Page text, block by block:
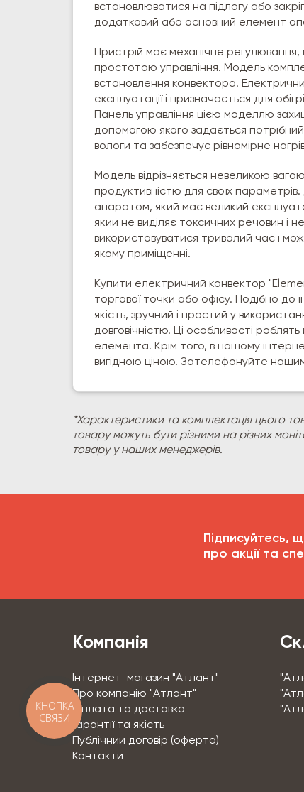
встановлюватися на підлогу або
додатковий або основний елемент
Пристрій має механічне регулювання,
простотою управління. Модель
встановлення конвектора.
експлуатації і призначається для
Панель управління цією моделлю
допомогою якого задається
вологи та забезпечує рівномірне
Модель відрізняється невеликою
продуктивністю для своїх
апаратом, який має великий
який не виділяє токсичних речовин і
використовуватися тривалий час і
якому приміщенні.
Купити електричний конвектор
торгової точки або офісу. Подібно до
якість, зручний і простий у
довговічністю. Ці особливості
елемента. Крім того, в нашому
вигідною ціною. Зателефонуйте
*Характеристики та комплектація цього
товару можуть бути різними на різних
товару у наших менеджерів.
Підписуйтесь,
про акції та
Компанія
Інтернет-магазин "Атлант"
Про компанію "Атлант"
Оплата та доставка
Гарантії та якість
Публічний договір (оферта)
Контакти
КНОПКА
СВЯЗИ